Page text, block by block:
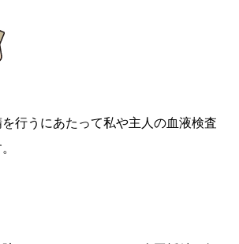
行うにあたって私や主人の血液検査
。